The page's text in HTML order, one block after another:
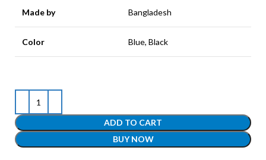
Made by Bangladesh
Color Blue, Black
ADD TO CART
BUY NOW